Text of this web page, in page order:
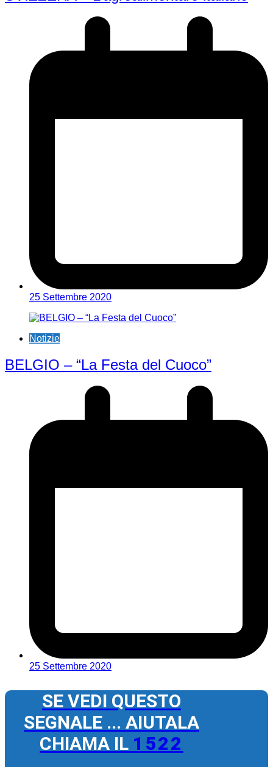
25 Settembre 2020
Notizie
BELGIO – “La Festa del Cuoco”
25 Settembre 2020
SE VEDI QUESTO
SEGNALE ... AIUTALA
CHIAMA IL 1522